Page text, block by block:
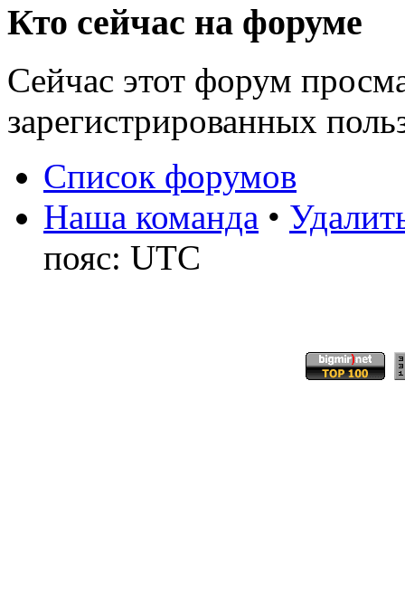
Кто сейчас на форуме
Сейчас этот форум
зарегистрированных
Список форумов
Наша команда •
пояс: UTC